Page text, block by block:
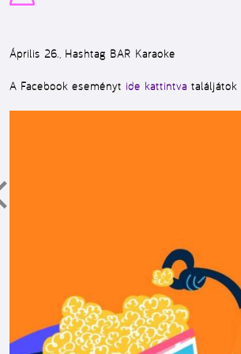
Április 26., Hashtag BAR Karaoke
A Facebook eseményt ide kattintva találjátok